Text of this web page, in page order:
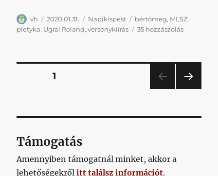
Szerző
vh Közzétéve
2020.01.31. Kategória
Napikispest Címke
bértömeg, MLSZ,
pletyka, Ugrai Roland,versenykiírás 35 hozzászólás
Bejegyzések
OLDAL1
OLD
Támogatás
Amennyiben támogatnál minket, akkor a
lehetőségekrőlitt találsz információt.